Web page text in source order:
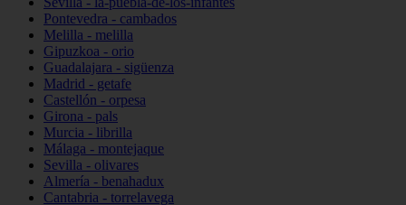
Pontevedra - cambados
Melilla - melilla
Gipuzkoa - orio
Guadalajara - sigüenza
Madrid - getafe
Castellón - orpesa
Girona - pals
Murcia - librilla
Málaga - montejaque
Sevilla - olivares
Almería - benahadux
Cantabria - torrelavega